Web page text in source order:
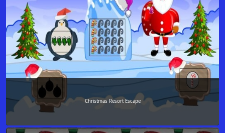
Christmas Resort Escape